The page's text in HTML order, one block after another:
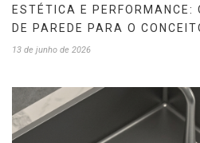
ESTÉTICA E PERFORMANCE:
DE PAREDE PARA O
13 de junho de 2026